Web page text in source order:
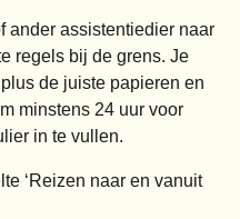
ander assistentiedier naar
regels bij de grens. Je
de juiste papieren en
minstens 24 uur voor
in te vullen.
‘Reizen naar en vanuit